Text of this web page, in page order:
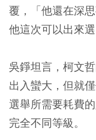
覆，「他還在深
他這次可以出來選
吳錚坦言，柯文
出入蠻大，但就
選舉所需要耗費
完全不同等級。